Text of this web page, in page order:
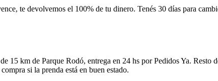
te devolvemos el 100% de tu dinero. Tenés 30 días para
15 km de Parque Rodó, entrega en 24 hs por Pedidos Ya.
si la prenda está en buen estado.